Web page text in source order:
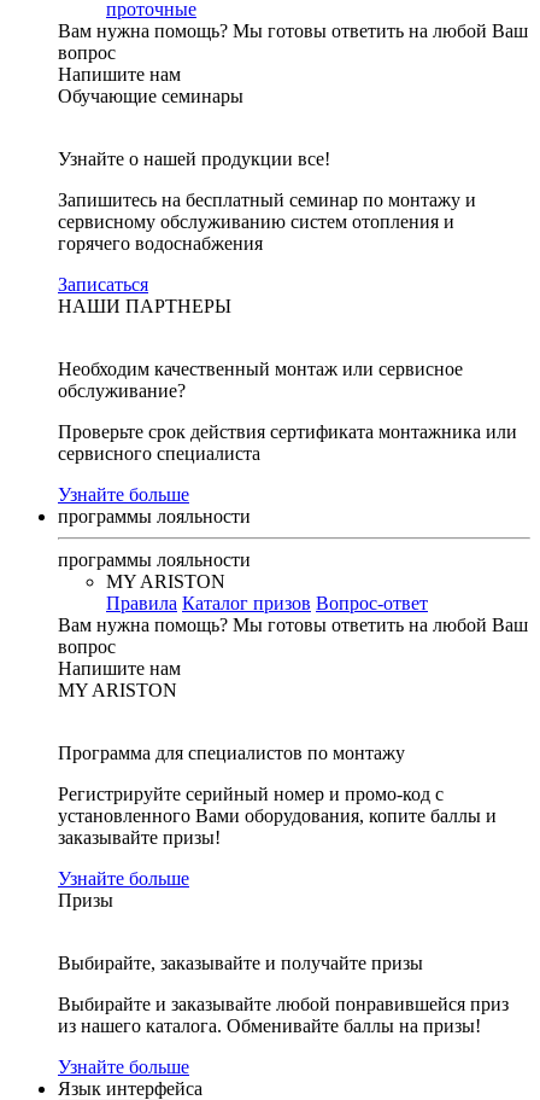
проточные
Вам нужна помощь? Мы готовы ответить на любой Ваш
вопрос
Напишите нам
Обучающие семинары
Узнайте о нашей продукции все!
Запишитесь на бесплатный семинар по монтажу и
сервисному обслуживанию систем отопления и
горячего водоснабжения
Записаться
НАШИ ПАРТНЕРЫ
Необходим качественный монтаж или сервисное
обслуживание?
Проверьте срок действия сертификата монтажника или
сервисного специалиста
Узнайте больше
программы лояльности
программы лояльности
MY ARISTON
Правила Каталог призов Вопрос-ответ
Вам нужна помощь? Мы готовы ответить на любой Ваш
вопрос
Напишите нам
MY ARISTON
Программа для специалистов по монтажу
Регистрируйте серийный номер и промо-код с
установленного Вами оборудования, копите баллы и
заказывайте призы!
Узнайте больше
Призы
Выбирайте, заказывайте и получайте призы
Выбирайте и заказывайте любой понравившейся приз
из нашего каталога. Обменивайте баллы на призы!
Узнайте больше
Язык интерфейса